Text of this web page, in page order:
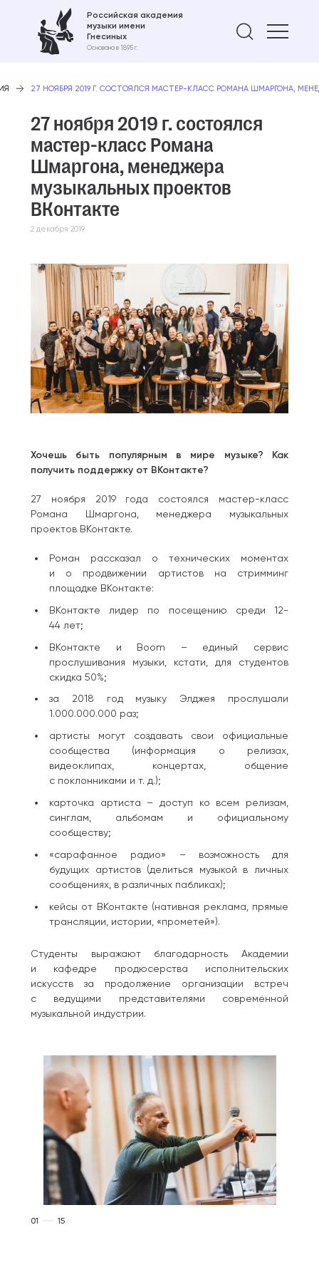
Российская академия
музыки имени
Гнесиных
Основана в 1895 г.
Найти
27 НОЯБРЯ 2019 Г. СОСТОЯЛСЯ МАСТЕР-КЛАСС РОМАНА ШМАРГОНА,
27 ноября 2019 г. состоялся
мастер-класс Романа
Шмаргона, менеджера
музыкальных проектов
ВКонтакте
2 декабря 2019
Хочешь быть популярным в мире музыке? Как
получить поддержку от ВКонтакте?
27 ноября 2019 года состоялся мастер-класс
Романа Шмаргона, менеджера музыкальных
проектов ВКонтакте.
Роман рассказал о технических моментах
и о продвижении артистов на стримминг
площадке ВКонтакте:
ВКонтакте лидер по посещению среди 12-
44 лет;
ВКонтакте и Boom – единый сервис
прослушивания музыки, кстати, для студентов
скидка 50%;
за 2018 год музыку Элджея прослушали
1.000.000.000 раз;
артисты могут создавать свои официальные
сообщества (информация о релизах,
видеоклипах, концертах, общение
с поклонниками и т. д.);
карточка артиста – доступ ко всем релизам,
синглам, альбомам и официальному
сообществу;
«сарафанное радио» – возможность для
будущих артистов (делиться музыкой в личных
сообщениях, в различных пабликах);
кейсы от ВКонтакте (нативная реклама, прямые
трансляции, истории, «прометей»).
Студенты выражают благодарность Академии
и кафедре продюсерства исполнительских
искусств за продолжение организации встреч
с ведущими представителями современной
музыкальной индустрии.
01 15